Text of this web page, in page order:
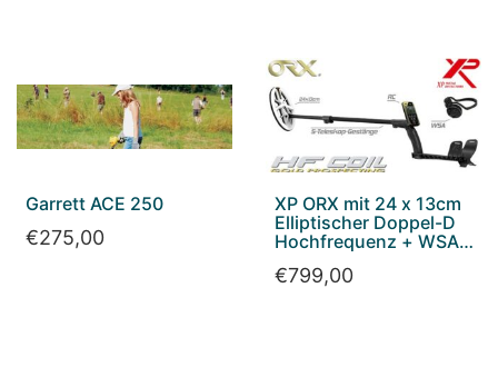
Garrett ACE 250
€275,00
XP ORX mit 24 x 13cm
Elliptischer Doppel-D
Hochfrequenz + WSA
€799,00